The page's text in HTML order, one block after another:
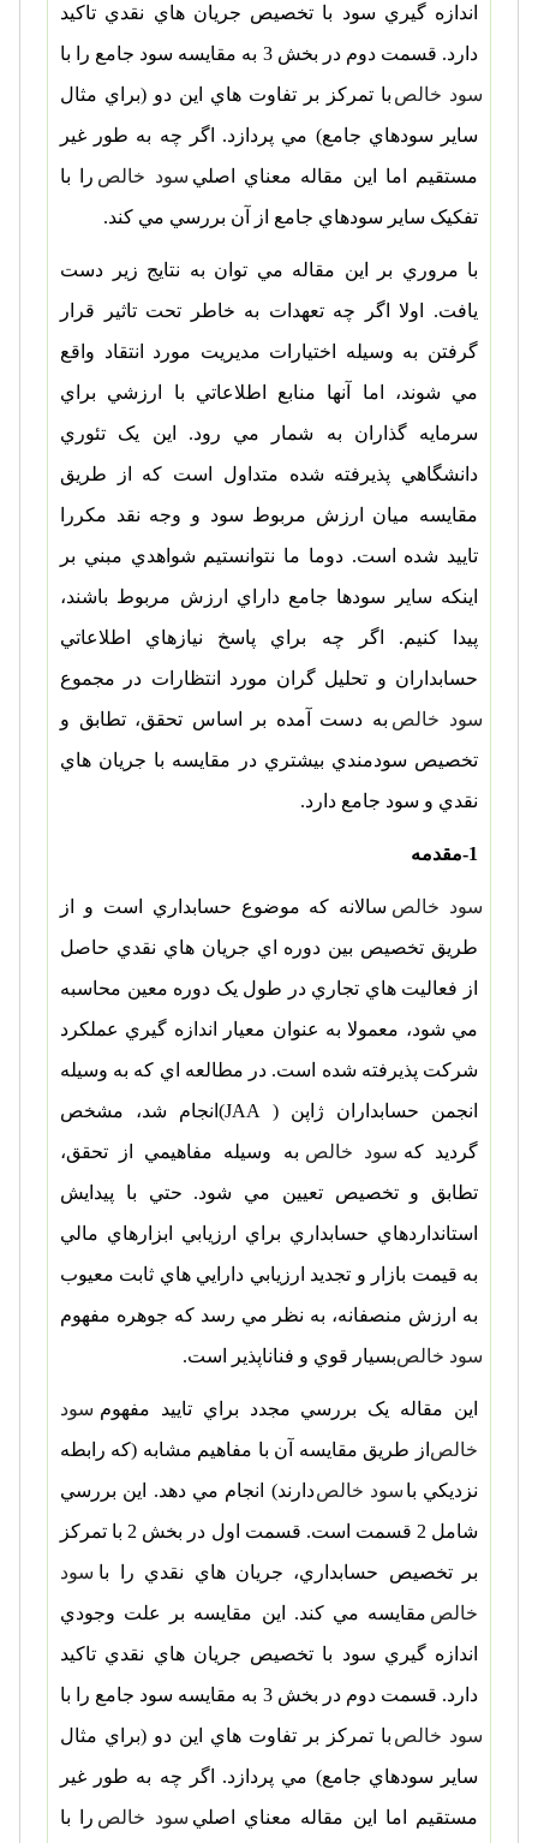
اندازه گيري سود با تخصيص جريان هاي نقدي تاکيد
دارد. قسمت دوم در بخش 3 به مقايسه سود جامع را با
سود خالصبا تمرکز بر تفاوت هاي اين دو (براي مثال
ساير سودهاي جامع) مي پردازد. اگر چه به طور غير
مستقيم اما اين مقاله معناي اصليسود خالصرا با
تفکيک ساير سودهاي جامع از آن بررسي مي کند.
با مروري بر اين مقاله مي توان به نتايج زير دست
يافت. اولا اگر چه تعهدات به خاطر تحت تاثير قرار
گرفتن به وسيله اختيارات مديريت مورد انتقاد واقع
مي شوند، اما آنها منابع اطلاعاتي با ارزشي براي
سرمايه گذاران به شمار مي رود. اين يک تئوري
دانشگاهي پذيرفته شده متداول است که از طريق
مقايسه ميان ارزش مربوط سود و وجه نقد مکررا
تاييد شده است. دوما ما نتوانستيم شواهدي مبني بر
اينکه ساير سودها جامع داراي ارزش مربوط باشند،
پيدا کنيم. اگر چه براي پاسخ نيازهاي اطلاعاتي
حسابداران و تحليل گران مورد انتظارات در مجموع
سود خالصبه دست آمده بر اساس تحقق، تطابق و
تخصيص سودمندي بيشتري در مقايسه با جريان هاي
نقدي و سود جامع دارد.
1-مقدمه
سود خالصسالانه که موضوع حسابداري است و از
طريق تخصيص بين دوره اي جريان هاي نقدي حاصل
از فعاليت هاي تجاري در طول يک دوره معين محاسبه
مي شود، معمولا به عنوان معيار اندازه گيري عملکرد
شرکت پذيرفته شده است. در مطالعه اي که به وسيله
انجمن حسابداران ژاپن (
(JAA انجام شد، مشخص
گرديد کهسود خالصبه وسيله مفاهيمي از تحقق،
تطابق و تخصيص تعيين مي شود. حتي با پيدايش
استانداردهاي حسابداري براي ارزيابي ابزارهاي مالي
به قيمت بازار و تجديد ارزيابي دارايي هاي ثابت معيوب
به ارزش منصفانه، به نظر مي رسد که جوهره مفهوم
سود خالصبسيار قوي و فناناپذير است.
اين مقاله يک بررسي مجدد براي تاييد مفهومسود
خالصاز طريق مقايسه آن با مفاهيم مشابه (که رابطه
نزديکي باسود خالصدارند) انجام مي دهد. اين بررسي
شامل 2 قسمت است. قسمت اول در بخش 2 با تمرکز
بر تخصيص حسابداري، جريان هاي نقدي را باسود
خالصمقايسه مي کند. اين مقايسه بر علت وجودي
اندازه گيري سود با تخصيص جريان هاي نقدي تاکيد
دارد. قسمت دوم در بخش 3 به مقايسه سود جامع را با
سود خالصبا تمرکز بر تفاوت هاي اين دو (براي مثال
ساير سودهاي جامع) مي پردازد. اگر چه به طور غير
مستقيم اما اين مقاله معناي اصليسود خالصرا با